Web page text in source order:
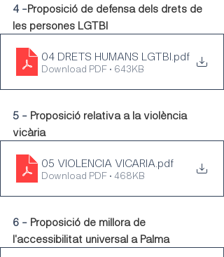
4 -Proposició de defensa dels drets de
les persones LGTBI
04 DRETS HUMANS LGTBI .pdf
Download PDF • 643KB
5 - Proposició relativa a la violència
vicària
05 VIOLENCIA VICARIA .pdf
Download PDF • 468KB
6 - Proposició de millora de
l'accessibilitat universal a Palma